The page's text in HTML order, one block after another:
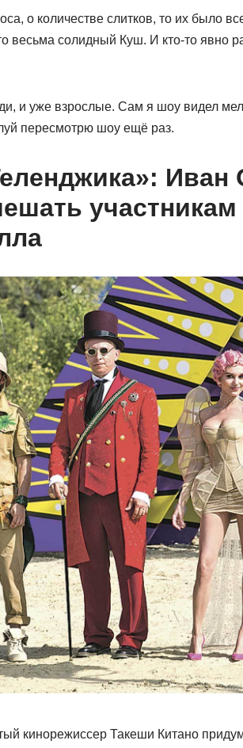
о количестве слитков, то их было
весьма солидный Куш. И кто-то явно
и уже взрослые. Сам я шоу видел
пересмотрю шоу ещё раз.
Иван
кинорежиссер Такеши Китано